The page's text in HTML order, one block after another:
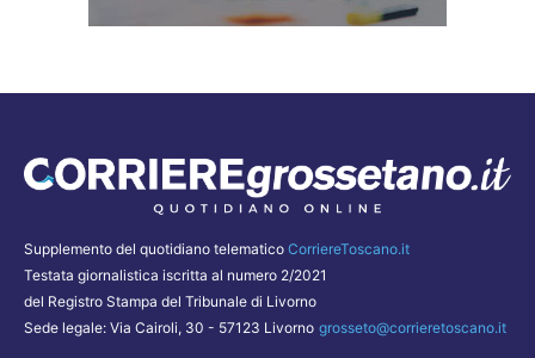
Supplemento del quotidiano telematico CorriereToscano.it
Testata giornalistica iscritta al numero 2/2021
del Registro Stampa del Tribunale di Livorno
Sede legale: Via Cairoli, 30 - 57123 Livorno grosseto@corrieretoscano.it